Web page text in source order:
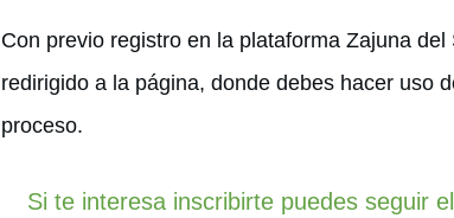
Con previo registro en la plataforma Zajuna
redirigido a la página, donde debes hacer uso
proceso.
Si te interesa inscribirte puedes seguir